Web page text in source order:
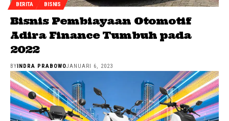
BERITA BISNIS
Bisnis Pembiayaan Otomotif
Adira Finance Tumbuh pada
2022
BY INDRA PRABOWOJANUARI 6, 2023